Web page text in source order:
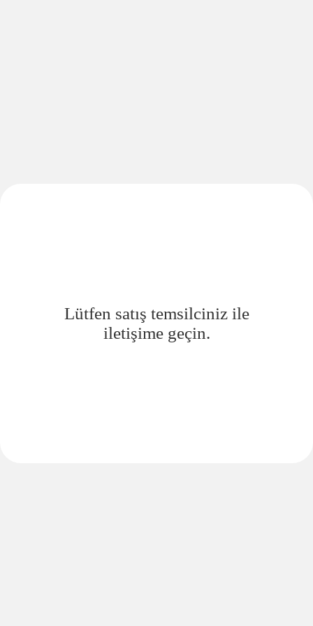
Lütfen satış temsilciniz ile
iletişime geçin.